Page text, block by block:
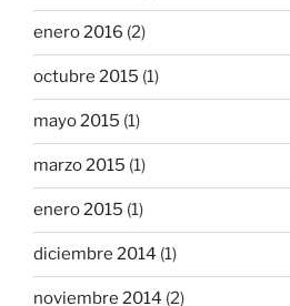
enero 2016 (2)
octubre 2015 (1)
mayo 2015 (1)
marzo 2015 (1)
enero 2015 (1)
diciembre 2014 (1)
noviembre 2014 (2)